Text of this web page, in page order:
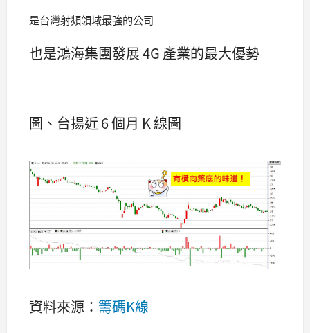
是台灣射頻領域最強的公司
也是鴻海集團發展 4G 產業的最大優勢
圖、台揚近 6 個月 K 線圖
資料來源： 籌碼K線